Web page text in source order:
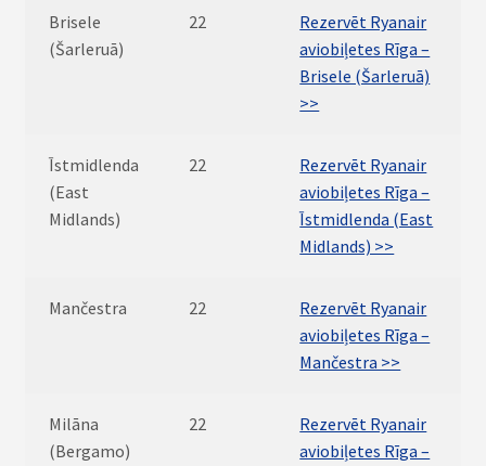
Brisele
(Šarleruā)
22
Rezervēt Ryanair
aviobiļetes Rīga –
Brisele (Šarleruā)
>>
Īstmidlenda
(East
Midlands)
22
Rezervēt Ryanair
aviobiļetes Rīga –
Īstmidlenda (East
Midlands) >>
Mančestra 22
Rezervēt Ryanair
aviobiļetes Rīga –
Mančestra >>
Milāna
(Bergamo)
22
Rezervēt Ryanair
aviobiļetes Rīga –